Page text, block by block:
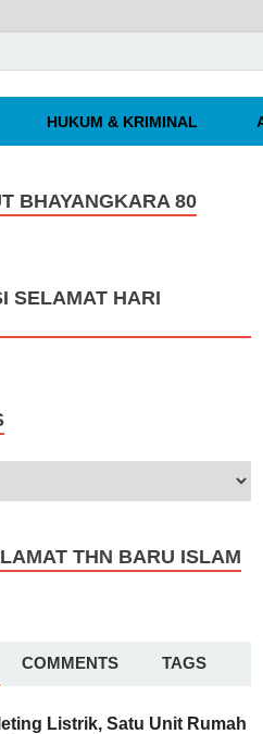
sinditonews
Media Independen Faktual dan
HUKUM & KRIMINAL
BHAYANGKARA 80
SELAMAT HARI
THN BARU ISLAM
COMMENTS TAGS
Listrik, Satu Unit Rumah